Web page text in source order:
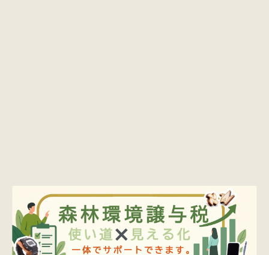
商品カテゴリー